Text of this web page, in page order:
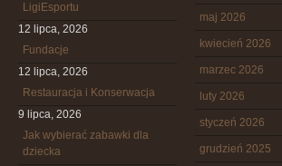
LigiEsportu
12 lipca, 2026
Fundacje
12 lipca, 2026
Restauracja i Konserwacja
9 lipca, 2026
Jak wybierać zabawki dla
dziecka
maj 2026
kwiecień 2026
marzec 2026
luty 2026
styczeń 2026
grudzień 2025